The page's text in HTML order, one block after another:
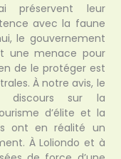
préservent leur
avec la faune
le gouvernement
une menace pour
de le protéger est
À notre avis, le
discours sur la
d’élite et la
ont en réalité un
À Loliondo et à